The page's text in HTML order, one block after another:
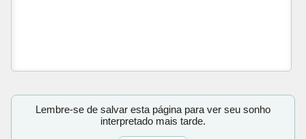
Lembre-se de salvar esta página para ver seu sonho
interpretado mais tarde.